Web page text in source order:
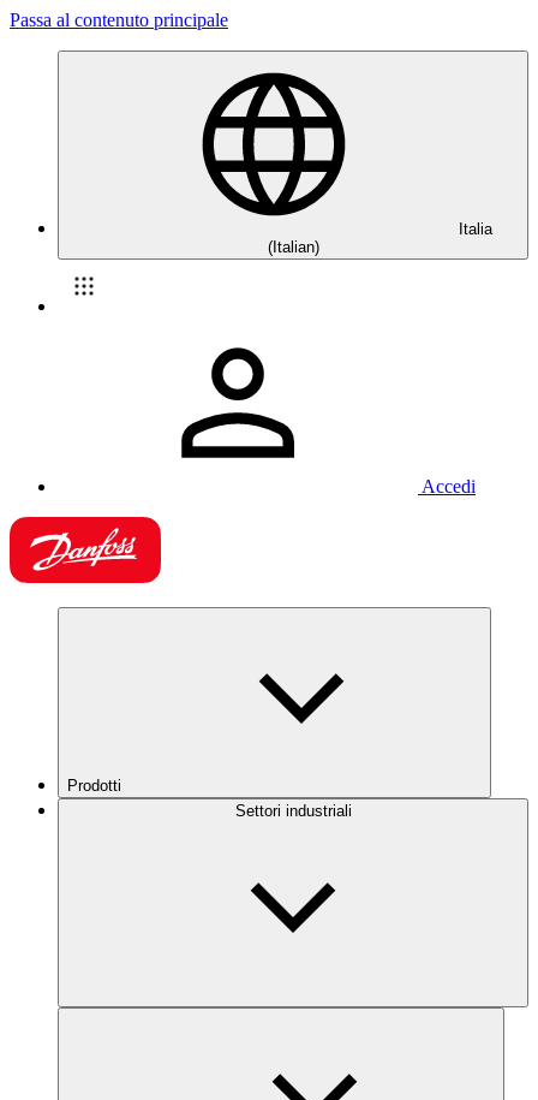
Passa al contenuto principale
Italia
(Italian)
Accedi
Prodotti
Settori industriali